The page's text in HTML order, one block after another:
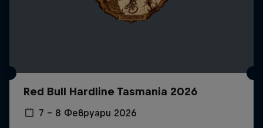
Red Bull Hardline Tasmania 2026
7 – 8 Февруари 2026